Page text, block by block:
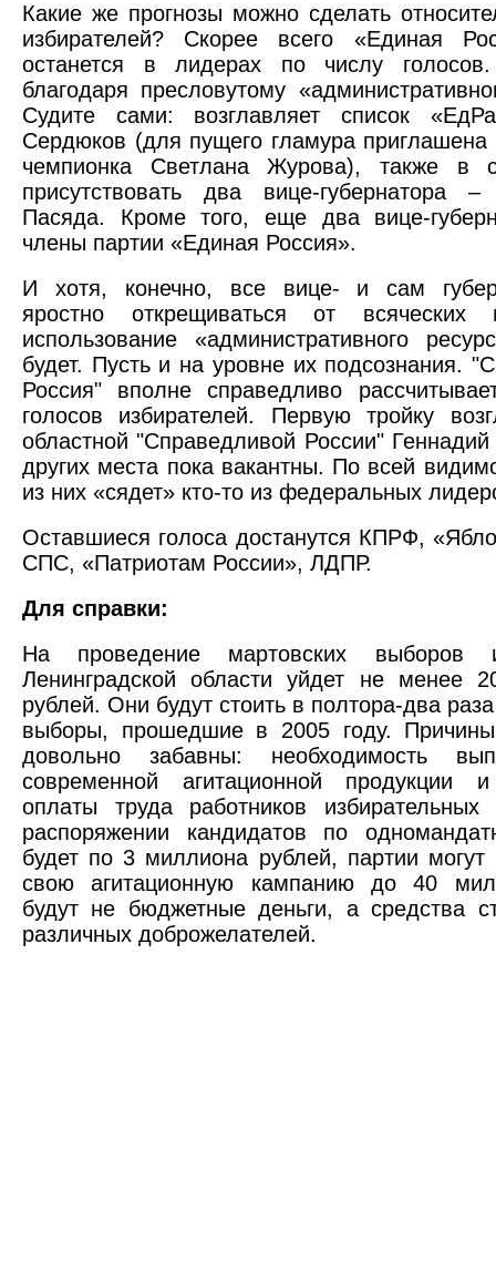
Какие же прогнозы можно сделать
избирателей? Скорее всего «Единая
останется в лидерах по числу
благодаря пресловутому
Судите сами: возглавляет список
Сердюков (для пущего гламура приглашена
чемпионка Светлана Журова), также в
присутствовать два вице-губернатора
Пасяда. Кроме того, еще два вице-
члены партии «Единая Россия».
И хотя, конечно, все вице- и сам
яростно открещиваться от всяческих
использование «административного
будет. Пусть и на уровне их подсознания.
Россия" вполне справедливо
голосов избирателей. Первую тройку
областной "Справедливой России"
других места пока вакантны. По всей
из них «сядет» кто-то из федеральных
Оставшиеся голоса достанутся КПРФ,
СПС, «Патриотам России», ЛДПР.
Для справки:
На проведение мартовских выборов
Ленинградской области уйдет не менее
рублей. Они будут стоить в полтора-два
выборы, прошедшие в 2005 году.
довольно забавны: необходимость
современной агитационной продукции
оплаты труда работников
распоряжении кандидатов по
будет по 3 миллиона рублей, партии могут
свою агитационную кампанию до 40
будут не бюджетные деньги, а средства
различных доброжелателей.